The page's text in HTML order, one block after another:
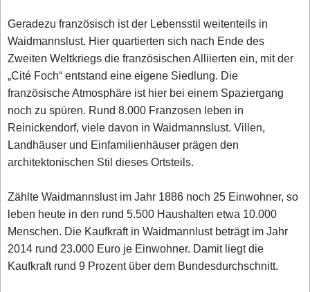
Geradezu französisch ist der Lebensstil weitenteils in
Waidmannslust. Hier quartierten sich nach Ende des
Zweiten Weltkriegs die französischen Alliierten ein, mit der
„Cité Foch“ entstand eine eigene Siedlung. Die
französische Atmosphäre ist hier bei einem Spaziergang
noch zu spüren. Rund 8.000 Franzosen leben in
Reinickendorf, viele davon in Waidmannslust. Villen,
Landhäuser und Einfamilienhäuser prägen den
architektonischen Stil dieses Ortsteils.
Zählte Waidmannslust im Jahr 1886 noch 25 Einwohner, so
leben heute in den rund 5.500 Haushalten etwa 10.000
Menschen. Die Kaufkraft in Waidmannlust beträgt im Jahr
2014 rund 23.000 Euro je Einwohner. Damit liegt die
Kaufkraft rund 9 Prozent über dem Bundesdurchschnitt.